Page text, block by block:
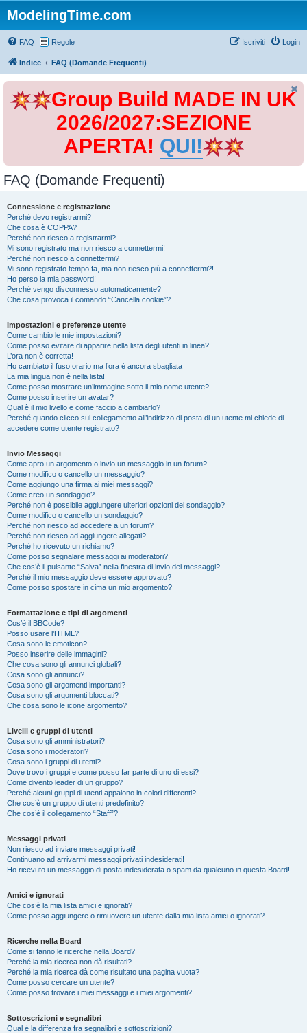
ModelingTime.com
FAQ Regole Login
Iscriviti
Indice FAQ (Domande Frequenti)
Group Build MADE IN UK
2026/2027:SEZIONE
APERTA! QUI!
FAQ (Domande Frequenti)
Connessione e registrazione
Perché devo registrarmi?
Che cosa è COPPA?
Perché non riesco a registrarmi?
Mi sono registrato ma non riesco a connettermi!
Perché non riesco a connettermi?
Mi sono registrato tempo fa, ma non riesco più a connettermi?!
Ho perso la mia password!
Perché vengo disconnesso automaticamente?
Che cosa provoca il comando “Cancella cookie”?
Impostazioni e preferenze utente
Come cambio le mie impostazioni?
Come posso evitare di apparire nella lista degli utenti in linea?
L’ora non è corretta!
Ho cambiato il fuso orario ma l’ora è ancora sbagliata
La mia lingua non è nella lista!
Come posso mostrare un’immagine sotto il mio nome utente?
Come posso inserire un avatar?
Qual è il mio livello e come faccio a cambiarlo?
Perché quando clicco sul collegamento all’indirizzo di posta di un utente mi chiede di
accedere come utente registrato?
Invio Messaggi
Come apro un argomento o invio un messaggio in un forum?
Come modifico o cancello un messaggio?
Come aggiungo una firma ai miei messaggi?
Come creo un sondaggio?
Perché non è possibile aggiungere ulteriori opzioni del sondaggio?
Come modifico o cancello un sondaggio?
Perché non riesco ad accedere a un forum?
Perché non riesco ad aggiungere allegati?
Perché ho ricevuto un richiamo?
Come posso segnalare messaggi ai moderatori?
Che cos’è il pulsante “Salva” nella finestra di invio dei messaggi?
Perché il mio messaggio deve essere approvato?
Come posso spostare in cima un mio argomento?
Formattazione e tipi di argomenti
Cos’è il BBCode?
Posso usare l’HTML?
Cosa sono le emoticon?
Posso inserire delle immagini?
Che cosa sono gli annunci globali?
Cosa sono gli annunci?
Cosa sono gli argomenti importanti?
Cosa sono gli argomenti bloccati?
Che cosa sono le icone argomento?
Livelli e gruppi di utenti
Cosa sono gli amministratori?
Cosa sono i moderatori?
Cosa sono i gruppi di utenti?
Dove trovo i gruppi e come posso far parte di uno di essi?
Come divento leader di un gruppo?
Perché alcuni gruppi di utenti appaiono in colori differenti?
Che cos’è un gruppo di utenti predefinito?
Che cos’è il collegamento “Staff”?
Messaggi privati
Non riesco ad inviare messaggi privati!
Continuano ad arrivarmi messaggi privati indesiderati!
Ho ricevuto un messaggio di posta indesiderata o spam da qualcuno in questa Board!
Amici e ignorati
Che cos’è la mia lista amici e ignorati?
Come posso aggiungere o rimuovere un utente dalla mia lista amici o ignorati?
Ricerche nella Board
Come si fanno le ricerche nella Board?
Perché la mia ricerca non dà risultati?
Perché la mia ricerca dà come risultato una pagina vuota?
Come posso cercare un utente?
Come posso trovare i miei messaggi e i miei argomenti?
Sottoscrizioni e segnalibri
Qual è la differenza fra segnalibri e sottoscrizioni?